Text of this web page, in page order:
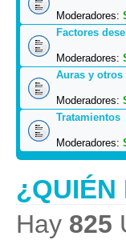
Moderadores:
Factores
Moderadores:
Auras y otros
Moderadores:
Tratamientos
Moderadores:
¿QUIÉN
Hay 825